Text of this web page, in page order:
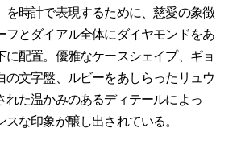
を時計で表現するために、慈愛の象徴
フとダイアル全体にダイヤモンドをあ
に配置。優雅なケースシェイプ、ギョ
の文字盤、ルビーをあしらったリュウ
れた温かみのあるディテールによっ
な印象が醸し出されている。